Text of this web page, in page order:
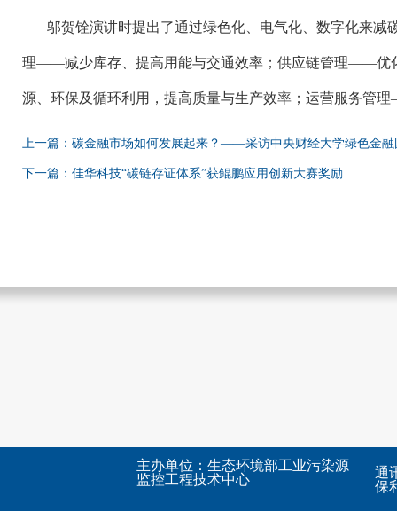
邬贺铨演讲时提出了通过绿色化、电气化、数字化来减
理——减少库存、提高用能与交通效率；供应链管理——优
源、环保及循环利用，提高质量与生产效率；运营服务管
上一篇：碳金融市场如何发展起来？——采访中央财经大学绿色金融
下一篇：佳华科技“碳链存证体系”获鲲鹏应用创新大赛奖励
主办单位：生态环境部工业污染源
监控工程技术中心
通
保